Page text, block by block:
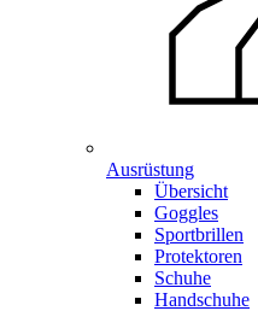
Ausrüstung
Übersicht
Goggles
Sportbrillen
Protektoren
Schuhe
Handschuhe